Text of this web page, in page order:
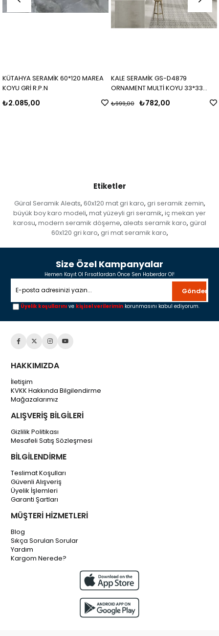
KÜTAHYA SERAMİK 60*120 MAREA
KOYU GRİ R.P.N
₺2.085,00
KALE SERAMİK GS-D4879
ORNAMENT MULTİ KOYU 33*33
₺782,00
₺999,00
Etiketler
Güral Seramik Aleats, 60x120 mat gri karo, gri seramik zemin,
büyük boy karo modeli, mat yüzeyli gri seramik, iç mekan yer
karosu, modern seramik döşeme, aleats seramik karo, güral
60x120 gri karo, gri mat seramik karo,
Size Özel Kampanyalar
Hemen Kayıt Ol Fırsatlardan Önce Sen Haberdar Ol!
Gönder
Üyelik koşullarını ve kişisel verilerimin korunmasını kabul ediyorum.
HAKKIMIZDA
İletişim
KVKK Hakkında Bilgilendirme
Mağazalarımız
ALIŞVERİŞ BİLGİLERİ
Gizlilik Politikası
Mesafeli Satış Sözleşmesi
BİLGİLENDİRME
Teslimat Koşulları
Güvenli Alışveriş
Üyelik İşlemleri
Garanti Şartları
MÜŞTERİ HİZMETLERİ
Blog
Sıkça Sorulan Sorular
Yardım
Kargom Nerede?